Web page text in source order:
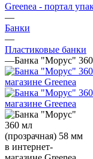
Greenea - портал
—
Банки
—
Пластиковые банки
—Банка "Морус"